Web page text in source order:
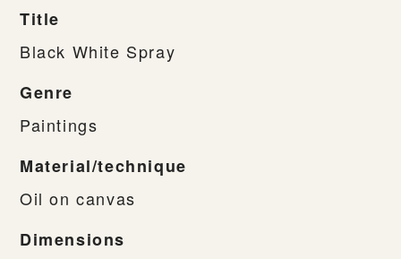
Title
Black White Spray
Genre
Paintings
Material/technique
Oil on canvas
Dimensions